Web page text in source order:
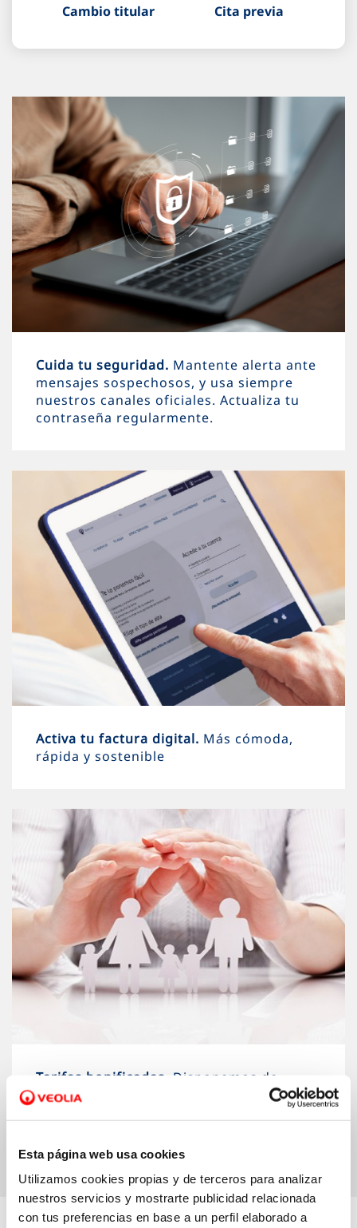
Esta página web usa cookies
Utilizamos cookies propias y de terceros para analizar
nuestros servicios y mostrarte publicidad relacionada
con tus preferencias en base a un perfil elaborado a
Cambio titular Cita previa
Cuida tu seguridad. Mantente alerta ante
mensajes sospechosos, y usa siempre
nuestros canales oficiales. Actualiza tu
contraseña regularmente.
Activa tu factura digital. Más cómoda,
rápida y sostenible
Tarifas bonificadas. Disponemos de
tarifas bonificadas para ayudar a las